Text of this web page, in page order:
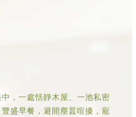
，一處恬靜木屋、一池私密
盛早餐，避開塵囂喧擾，寵